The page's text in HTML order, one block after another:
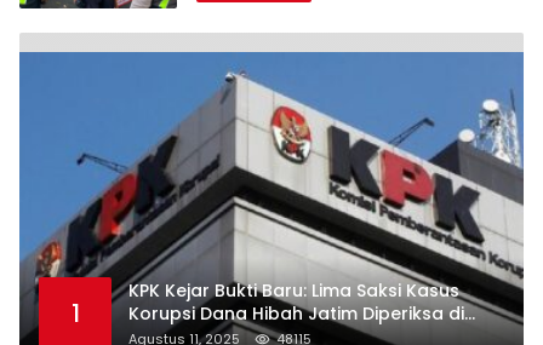
1
KPK Kejar Bukti Baru: Lima Saksi Kasus
Korupsi Dana Hibah Jatim Diperiksa di
Trenggalek
Agustus 11, 2025 48115